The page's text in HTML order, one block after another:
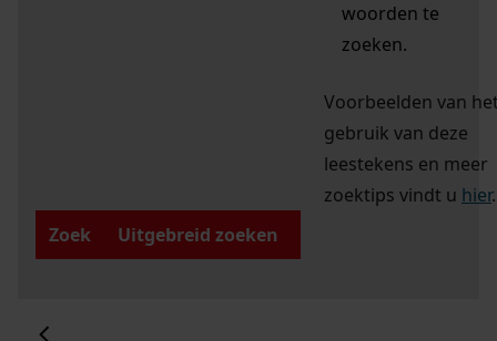
woorden te
zoeken.
Voorbeelden van
gebruik van deze
leestekens en meer
zoektips vindt u hier.
Zoek
Uitgebreid zoeken